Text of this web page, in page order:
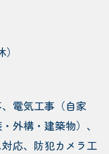
電気工事（自家
外構・建築物）、
応、防犯カメラ工